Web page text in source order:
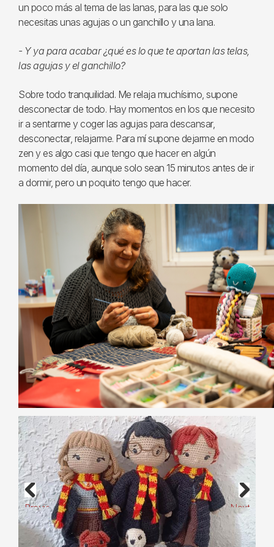
un poco más al tema de las lanas, para las que solo
necesitas unas agujas o un ganchillo y una lana.
- Y ya para acabar ¿qué es lo que te aportan las telas,
las agujas y el ganchillo?
Sobre todo tranquilidad. Me relaja muchísimo, supone
desconectar de todo. Hay momentos en los que necesito
ir a sentarme y coger las agujas para descansar,
desconectar, relajarme. Para mí supone dejarme en modo
zen y es algo casi que tengo que hacer en algún
momento del día, aunque solo sean 15 minutos antes de ir
a dormir, pero un poquito tengo que hacer.
Previous Next